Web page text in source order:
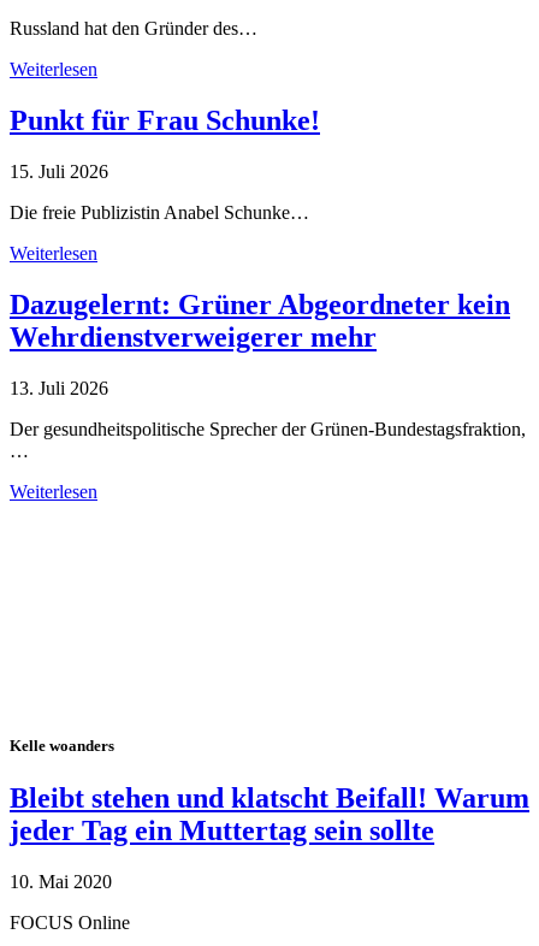
Russland hat den Gründer des…
Weiterlesen
Punkt für Frau Schunke!
15. Juli 2026
Die freie Publizistin Anabel Schunke…
Weiterlesen
Dazugelernt: Grüner Abgeordneter kein
Wehrdienstverweigerer mehr
13. Juli 2026
Der gesundheitspolitische Sprecher der Grünen-Bundestagsfraktion,
…
Weiterlesen
Kelle woanders
Bleibt stehen und klatscht Beifall! Warum
jeder Tag ein Muttertag sein sollte
10. Mai 2020
FOCUS Online